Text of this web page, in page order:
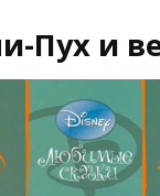
Пух и